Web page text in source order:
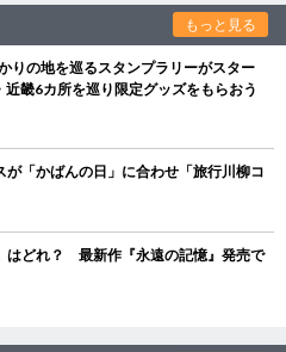
もっと見る
りの地を巡るスタンプラリーがスター
畿6カ所を巡り限定グッズをもらおう
「かばんの日」に合わせ「旅行川柳コ
はどれ？ 最新作『永遠の記憶』発売で